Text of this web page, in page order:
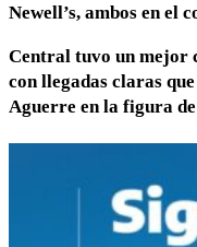
Newell’s, ambos en el
Central tuvo un mejor
con llegadas claras
Aguerre en la figura de